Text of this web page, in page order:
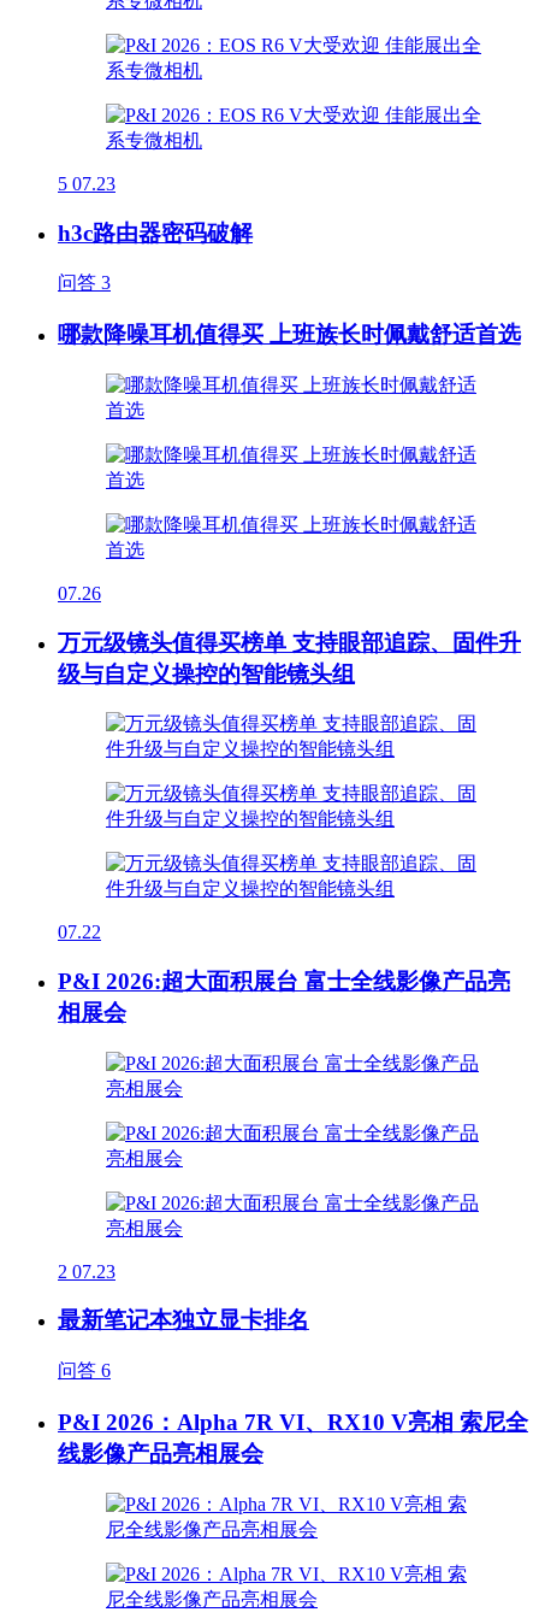
5 07.23
h3c路由器密码破解
问答 3
哪款降噪耳机值得买 上班族长时佩戴舒适首选
07.26
万元级镜头值得买榜单 支持眼部追踪、固件升
级与自定义操控的智能镜头组
07.22
P&I 2026:超大面积展台 富士全线影像产品亮
相展会
2 07.23
最新笔记本独立显卡排名
问答 6
P&I 2026：Alpha 7R VI、RX10 V亮相 索尼全
线影像产品亮相展会